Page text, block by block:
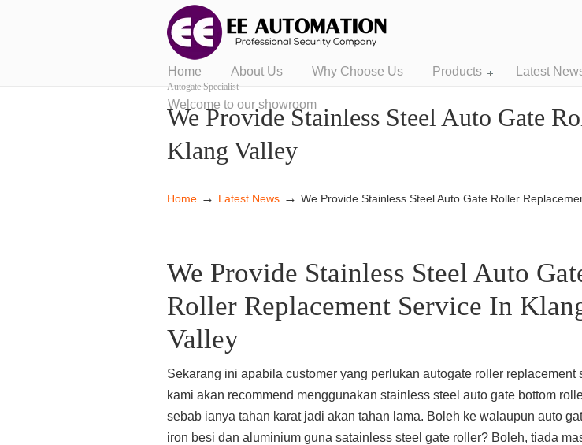
Autogate Specialist
Home About Us Why Choose Us Products Latest
Welcome to our showroom
We Provide Stainless Steel Auto Gate
Klang Valley
Home → Latest News → We Provide Stainless Steel Auto Gate Roller
We Provide Stainless Steel Auto
Roller Replacement Service In
Valley
Sekarang ini apabila customer yang perlukan autogate roller replacement
kami akan recommend menggunakan stainless steel auto gate bottom
sebab ianya tahan karat jadi akan tahan lama. Boleh ke walaupun auto
iron besi dan aluminium guna satainless steel gate roller? Boleh, tiada